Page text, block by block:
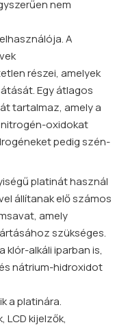
nem
A
részei, amelyek
Egy átlagos
tartalmaz, amely a
oxidokat
pedig szén-
platinát használ
állítanak elő számos
amely
szükséges.
klór-alkáli iparban is,
nátrium-hidroxidot
a platinára.
LCD kijelzők,